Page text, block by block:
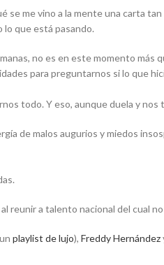
me vino a la mente una carta
que está pasando.
no es en este momento más
para preguntarnos si lo que
todo. Y eso, aunque duela y
de malos augurios y miedos
reunir a talento nacional del cual
playlist de lujo), Freddy Hernández